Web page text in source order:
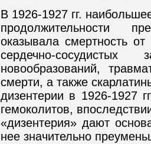
В 1926-1927 гг.
продолжительности
оказывала смертность от
сердечно-сосудистых
новообразований,
смерти, а также
дизентерии в 1926-1927
гемоколитов,
«дизентерия» дают
нее значительно